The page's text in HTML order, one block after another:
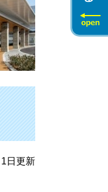
日更新